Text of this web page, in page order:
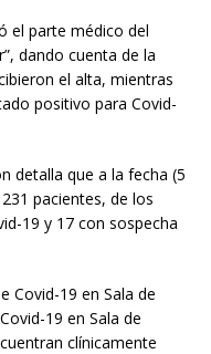
el parte médico del
dando cuenta de la
el alta, mientras
positivo para Covid-
detalla que a la fecha (5
pacientes, de los
19 y 17 con sospecha
Covid-19 en Sala de
19 en Sala de
clínicamente